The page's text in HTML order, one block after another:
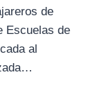
de
Escuelas de
al